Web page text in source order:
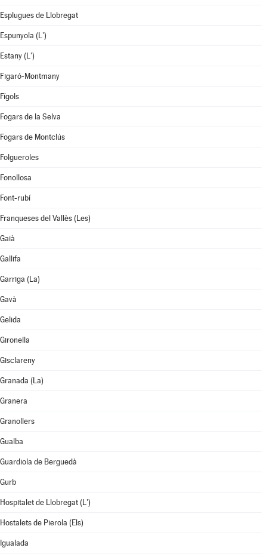
Esplugues de Llobregat
Espunyola (L')
Estany (L')
Figaró-Montmany
Fígols
Fogars de la Selva
Fogars de Montclús
Folgueroles
Fonollosa
Font-rubí
Franqueses del Vallès (Les)
Gaià
Gallifa
Garriga (La)
Gavà
Gelida
Gironella
Gisclareny
Granada (La)
Granera
Granollers
Gualba
Guardiola de Berguedà
Gurb
Hospitalet de Llobregat (L')
Hostalets de Pierola (Els)
Igualada